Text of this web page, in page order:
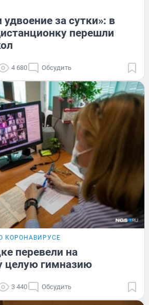
за сутки»: в
перешли
4 680 Обсудить
КОРОНАВИРУСЕ
перевели на
целую гимназию
3 440 Обсудить